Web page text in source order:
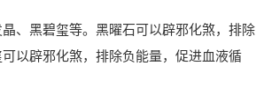
、黑碧玺等。黑曜石可以辟邪化煞，排除
以辟邪化煞，排除负能量，促进血液循